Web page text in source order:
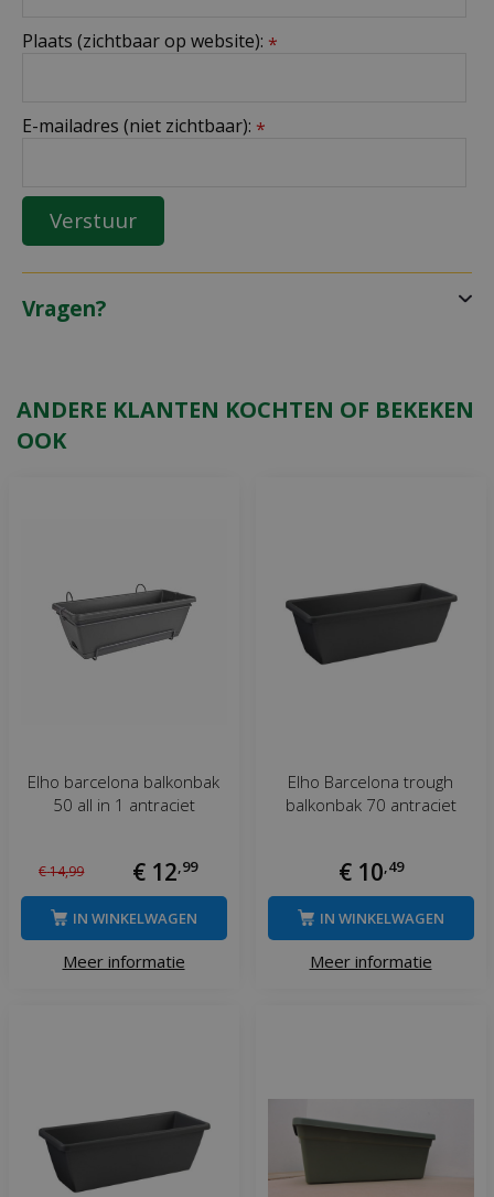
Plaats (zichtbaar op website): *
E-mailadres (niet zichtbaar): *
Vragen?
ANDERE KLANTEN KOCHTEN OF BEKEKEN
OOK
Elho barcelona balkonbak
50 all in 1 antraciet
€14,99 € 12,99
Meer informatie
IN WINKELWAGEN
Elho Barcelona trough
balkonbak 70 antraciet
€ 10,49
Meer informatie
IN WINKELWAGEN